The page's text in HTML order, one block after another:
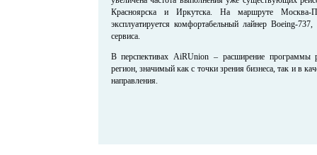
Красноярска и Иркутска. На маршруте Москва-
эксплуатируется комфортабельный лайнер Boeing-
сервиса.
В перспективах AiRUnion – расширение программы
регион, значимый как с точки зрения бизнеса, так и в
направления.